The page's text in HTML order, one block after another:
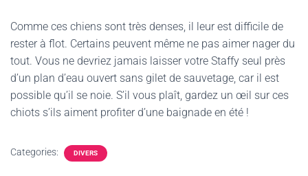
Comme ces chiens sont très denses, il leur est difficile de
rester à flot. Certains peuvent même ne pas aimer nager du
tout. Vous ne devriez jamais laisser votre Staffy seul près
d’un plan d’eau ouvert sans gilet de sauvetage, car il est
possible qu’il se noie. S’il vous plaît, gardez un œil sur ces
chiots s’ils aiment profiter d’une baignade en été !
Categories: DIVERS